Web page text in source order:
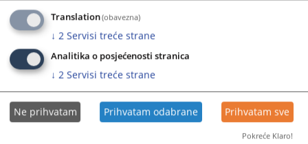
Translation(obavezna)
↓ 2 Servisi treće strane
Analitika o posjećenosti stranica
↓ 2 Servisi treće strane
Ne prihvatam Prihvatam odabrane Prihvatam sve
Pokreće Klaro!